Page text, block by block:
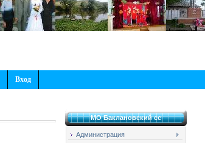
Вход
МО Баклановский сс
Администрация